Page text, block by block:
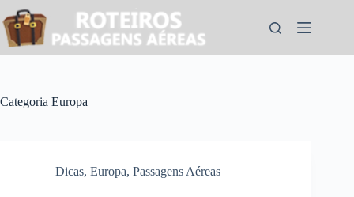
para
o
conteúdo
Categoria Europa
Dicas, Europa, Passagens Aéreas